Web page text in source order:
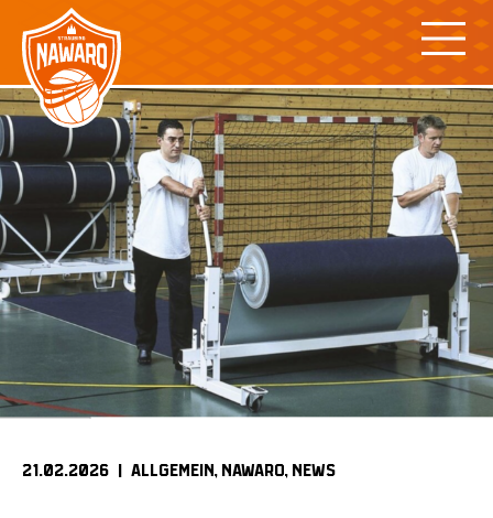
content
21.02.2026 | ALLGEMEIN NAWARO NEWS